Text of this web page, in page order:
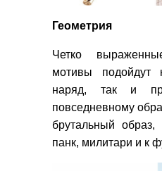
Геометрия
Четко
мотивы подойдут
наряд, так и
повседневному
брутальный
панк, милитари и к